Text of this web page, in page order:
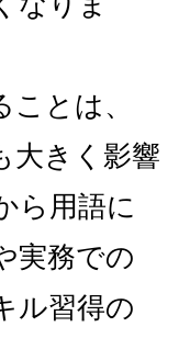
とは、
大きく影響
ら用語に
実務での
ル習得の